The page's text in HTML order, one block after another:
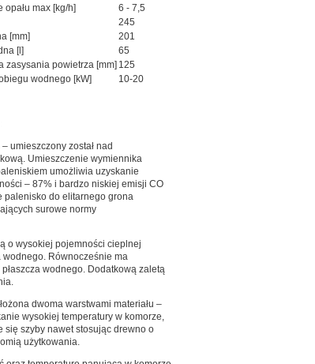
opału max [kg/h]
6 - 7,5
245
[mm]
201
[l]
65
zasysania powietrza [mm] 125
wodnego [kW]
10-20
– umieszczony został nad
Umieszczenie wymiennika
umożliwia uzyskanie
– 87% i bardzo niskiej emisji CO
palenisko do elitarnego grona
surowe normy
o wysokiej pojemności cieplnej
wodnego. Równocześnie ma
wodnego. Dodatkową zaletą
dwoma warstwami materiału –
wysokiej temperatury w komorze,
szyby nawet stosując drewno o
użytkowania.